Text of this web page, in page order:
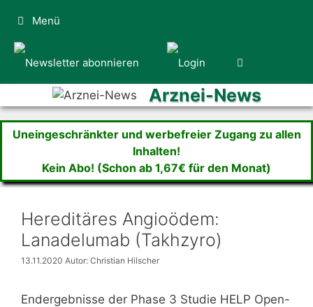
Inhalt
springen
Menü
Arznei-News
Uneingeschränkter und werbefreier Zugang zu allen
Inhalten!
Kein Abo! (Schon ab 1,67€ für den Monat)
Hereditäres Angioödem:
Lanadelumab (Takhzyro)
13.11.2020 Autor: Christian Hilscher
Endergebnisse der Phase 3 Studie HELP Open-